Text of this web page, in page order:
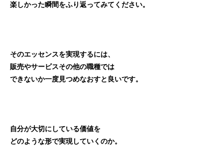
楽しかった瞬間をふり返ってみてください。
そのエッセンスを実現するには、
販売やサービスその他の職種では
できないか一度見つめなおすと良いです。
自分が大切にしている価値を
どのような形で実現していくのか。